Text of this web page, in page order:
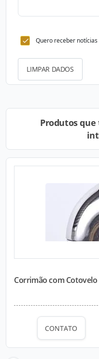
Quero receber notícias
LIMPAR DADOS
Produtos
Corrimão com Cotovelo
CONTATO